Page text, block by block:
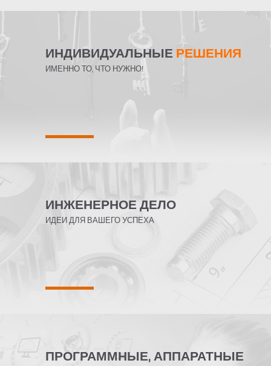
ИНДИВИДУАЛЬНЫЕ РЕШЕНИЯ
ИМЕННО ТО, ЧТО НУЖНО!
ИНЖЕНЕРНОЕ ДЕЛО
ИДЕИ ДЛЯ ВАШЕГО УСПЕХА
ПРОГРАММНЫЕ, АППАРАТНЫЕ